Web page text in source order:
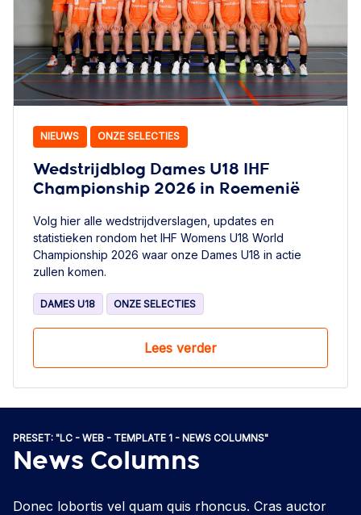
NIEUWS ONZE SELECTIES
Wedstrijdblog Dames U18 IHF
Championship 2026 in Roemenië
Volg hier alle wedstrijdverslagen, updates en
statistieken rondom het IHF Womens U18 World
Championship 2026 waar onze Dames U18 in actie
zullen komen.
DAMES U18 ONZE SELECTIES
Lees verder
PRESET: "LC - WEB - TEMPLATE 1 - NEWS COLUMNS"
News Columns
Donec lobortis vel quam quis rhoncus. Cras auctor